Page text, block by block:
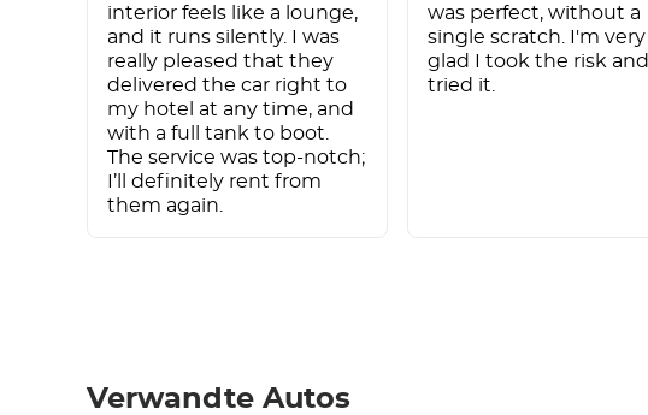
interior feels like a lounge,
and it runs silently. I was
really pleased that they
delivered the car right to
my hotel at any time, and
with a full tank to boot.
The service was top-notch;
I’ll definitely rent from
them again.
was perfect, without a
single scratch. I'm very
glad I took the risk and
tried it.
Verwandte Autos